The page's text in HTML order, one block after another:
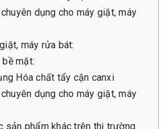
dụng cho máy giặt, máy
máy rửa bát:
bề mặt:
Hóa chất tẩy cặn canxi
dụng cho máy giặt, máy
sản phẩm khác trên thị trường